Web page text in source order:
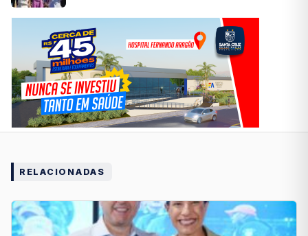
RELACIONADAS